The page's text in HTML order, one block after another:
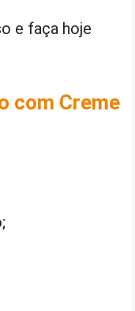
e faça hoje
com Creme